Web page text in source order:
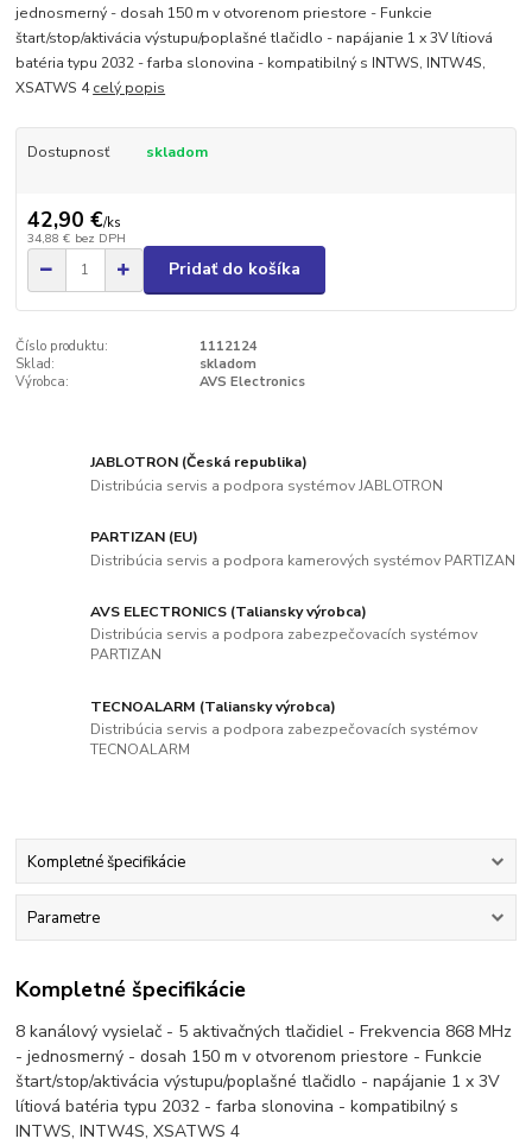
jednosmerný - dosah 150 m v otvorenom priestore - Funkcie
štart/stop/aktivácia výstupu/poplašné tlačidlo - napájanie 1 x 3V lítiová
batéria typu 2032 - farba slonovina - kompatibilný s INTWS, INTW4S,
XSATWS 4celý popis
Dostupnosť skladom
42,90 €/ks
34,88 € bez DPH
Pridať do košíka
Číslo produktu:
1112124
Sklad:
skladom
Výrobca:
AVS Electronics
JABLOTRON (Česká republika)
Distribúcia servis a podpora systémov JABLOTRON
PARTIZAN (EU)
Distribúcia servis a podpora kamerových systémov PARTIZAN
AVS ELECTRONICS (Taliansky výrobca)
Distribúcia servis a podpora zabezpečovacích systémov
PARTIZAN
TECNOALARM (Taliansky výrobca)
Distribúcia servis a podpora zabezpečovacích systémov
TECNOALARM
Kompletné špecifikácie
Parametre
Kompletné špecifikácie
8 kanálový vysielač - 5 aktivačných tlačidiel - Frekvencia 868 MHz
- jednosmerný - dosah 150 m v otvorenom priestore - Funkcie
štart/stop/aktivácia výstupu/poplašné tlačidlo - napájanie 1 x 3V
lítiová batéria typu 2032 - farba slonovina - kompatibilný s
INTWS, INTW4S, XSATWS 4